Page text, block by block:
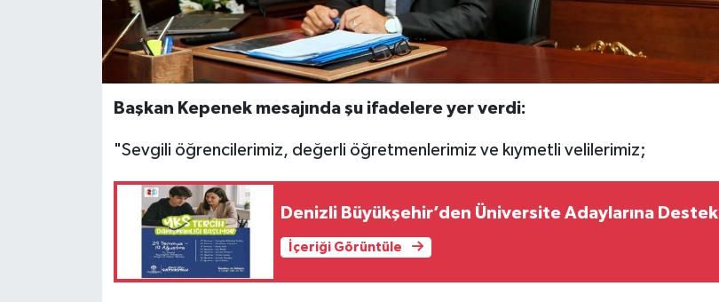
Başkan Kepenek mesajında şu ifadelere yer verdi:
"Sevgili öğrencilerimiz, değerli öğretmenlerimiz ve kıymetli velilerimiz;
Denizli Büyükşehir’den Üniversite Adaylarına Destek
İçeriği Görüntüle